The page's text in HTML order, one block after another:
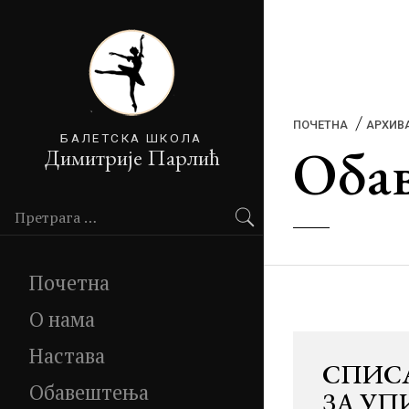
БАЛЕТСКА ШКОЛА
Димитрије Парлић
Претражи:
Почетна
О нама
Настава
Обавештења
ПОЧЕТНА